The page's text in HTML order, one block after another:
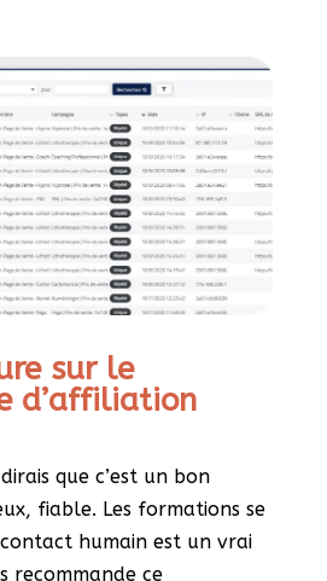
sur le
d’affiliation
que c’est un bon
fiable. Les formations se
humain est un vrai
recommande ce